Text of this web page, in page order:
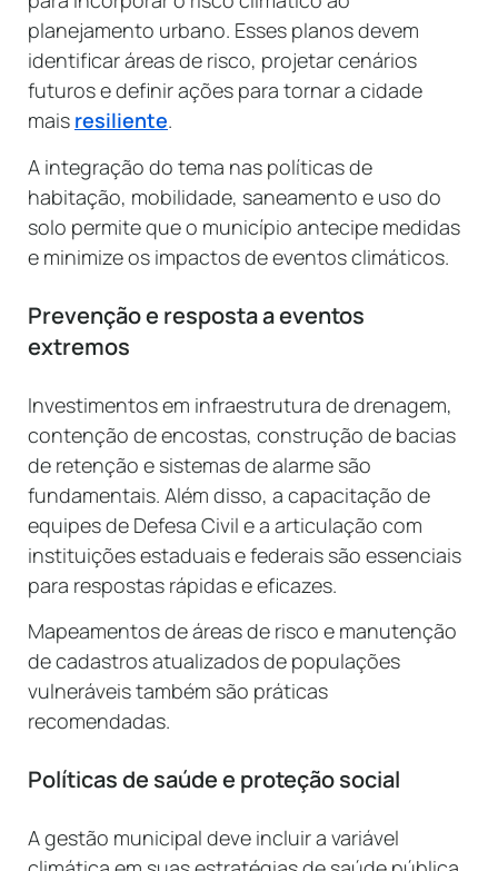
planejamento urbano. Esses planos devem
identificar áreas de risco, projetar cenários
futuros e definir ações para tornar a cidade
mais resiliente.
A integração do tema nas políticas de
habitação, mobilidade, saneamento e uso do
solo permite que o município antecipe medidas
e minimize os impactos de eventos climáticos.
Prevenção e resposta a eventos
extremos
Investimentos em infraestrutura de drenagem,
contenção de encostas, construção de bacias
de retenção e sistemas de alarme são
fundamentais. Além disso, a capacitação de
equipes de Defesa Civil e a articulação com
instituições estaduais e federais são essenciais
para respostas rápidas e eficazes.
Mapeamentos de áreas de risco e manutenção
de cadastros atualizados de populações
vulneráveis também são práticas
recomendadas.
Políticas de saúde e proteção social
A gestão municipal deve incluir a variável